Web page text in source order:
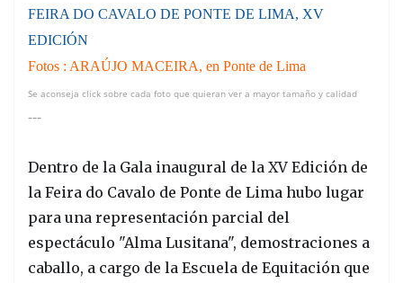
FEIRA DO CAVALO DE PONTE DE LIMA, XV
EDICIÓN
Fotos : ARAÚJO MACEIRA, en Ponte de Lima
Se aconseja click sobre cada foto que quieran ver a mayor tamaño y calidad
---
Dentro de la Gala inaugural de la XV Edición de
la Feira do Cavalo de Ponte de Lima hubo lugar
para una representación parcial del
espectáculo "Alma Lusitana", demostraciones a
caballo, a cargo de la Escuela de Equitación que